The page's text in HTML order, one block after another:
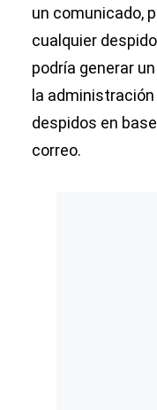
un comunicado,
cualquier
podría generar
la
despidos en
correo.